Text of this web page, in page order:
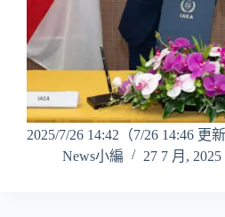
2025/7/26 14:42（7/26 14:46 更
News小編
27 7 月, 2025